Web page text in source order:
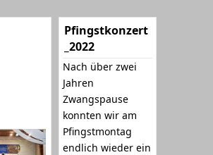
Pfingstkonzert
_2022
Nach über zwei
Jahren
Zwangspause
konnten wir am
Pfingstmontag
endlich wieder ein